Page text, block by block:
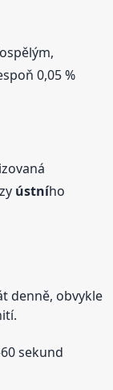
0,05 %
ústního
denně, obvykle
sekund